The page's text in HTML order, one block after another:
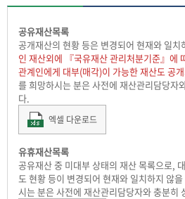
공유재산목록
공개재산의 현황 등은 변경되어 현재와 일치
인 재산외에 『국유재산 관리처분기준』에
관계인에게 대부(매각)이 가능한 재산도 공개
를 희망하시는 분은 사전에 재산관리담당자
다.
엑셀 다운로드
유휴재산목록
공유재산 중 미대부 상태의 재산 목록으로,
도 현황 등이 변경되어 현재와 일치하지 않
시는 분은 사전에 재산관리담당자와 충분히